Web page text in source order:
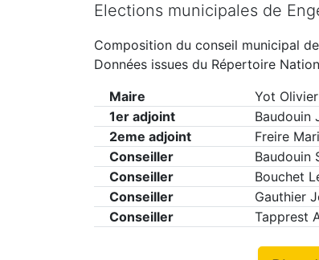
Elections municipales de
Composition du conseil municipal de
Données issues du Répertoire
Maire
Yot Olivier
1er adjoint
Baudouin
2eme adjoint
Freire
Conseiller
Baudouin
Conseiller
Bouchet
Conseiller
Gauthier
Conseiller
Tapprest